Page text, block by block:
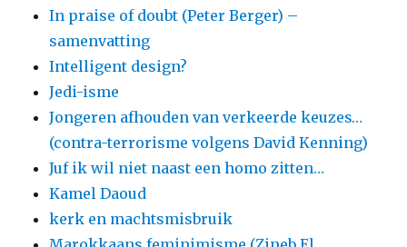
In praise of doubt (Peter Berger) –
samenvatting
Intelligent design?
Jedi-isme
Jongeren afhouden van verkeerde keuzes…
(contra-terrorisme volgens David Kenning)
Juf ik wil niet naast een homo zitten…
Kamel Daoud
kerk en machtsmisbruik